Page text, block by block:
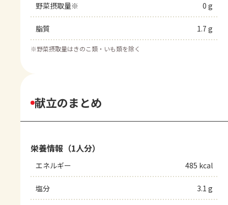
野菜摂取量※ 0 g
脂質 1.7 g
※野菜摂取量はきのこ類・いも類を除く
献立のまとめ
栄養情報（1人分）
エネルギー 485 kcal
塩分 3.1 g